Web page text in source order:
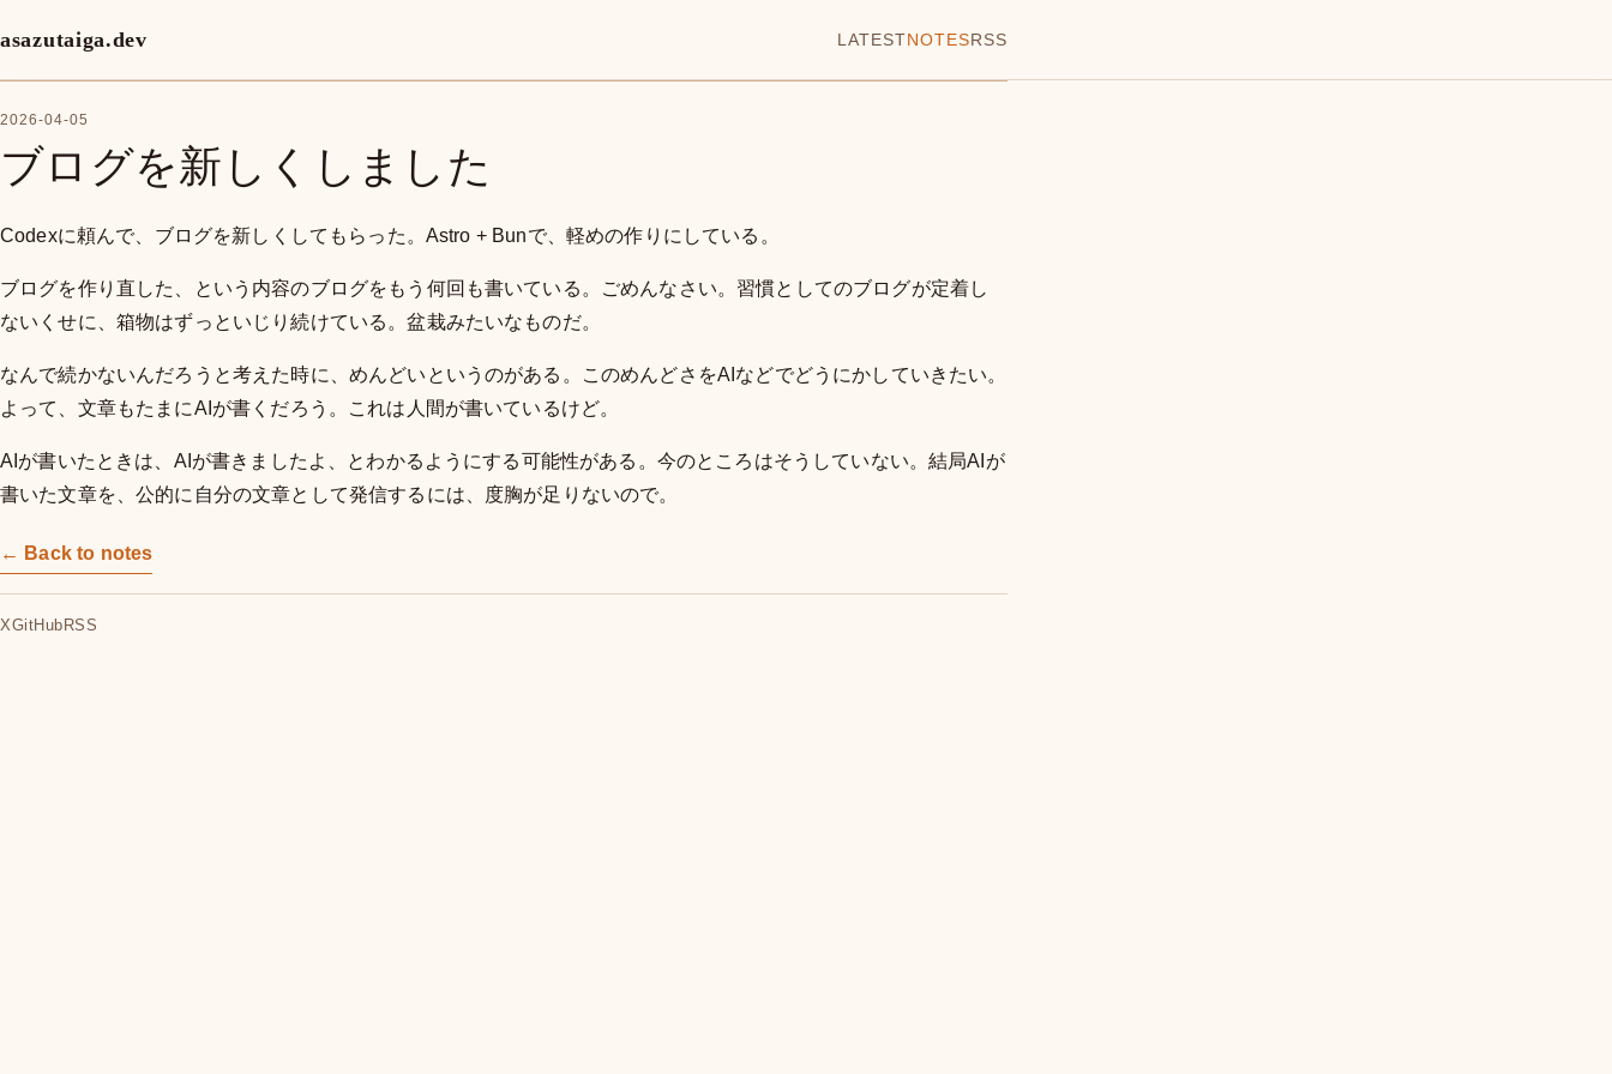
asazutaiga.dev LATESTNOTESRSS
2026-04-05
ブログを新しくしました
Codexに頼んで、ブログを新しくしてもらった。Astro + Bunで、軽めの作りにしている。
ブログを作り直した、という内容のブログをもう何回も書いている。ごめんなさい。習慣としてのブログが定着し
ないくせに、箱物はずっといじり続けている。盆栽みたいなものだ。
なんで続かないんだろうと考えた時に、めんどいというのがある。このめんどさをAIなどでどうにかしていきたい。
よって、文章もたまにAIが書くだろう。これは人間が書いているけど。
AIが書いたときは、AIが書きましたよ、とわかるようにする可能性がある。今のところはそうしていない。結局AIが
書いた文章を、公的に自分の文章として発信するには、度胸が足りないので。
← Back to notes
XGitHub RSS